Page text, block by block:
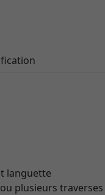
languette
plusieurs traverses